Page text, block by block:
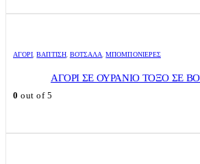
ΑΓΌΡΙ,ΒΑΠΤΙΣΗ, ΒΌΤΣΑΛΑ,ΜΠΟΜΠΟΝΙΈΡΕΣ
ΑΓΟΡΙ ΣΕ ΟΥΡΑΝΙΟ ΤΟΞΟ ΣΕ
0 out of 5